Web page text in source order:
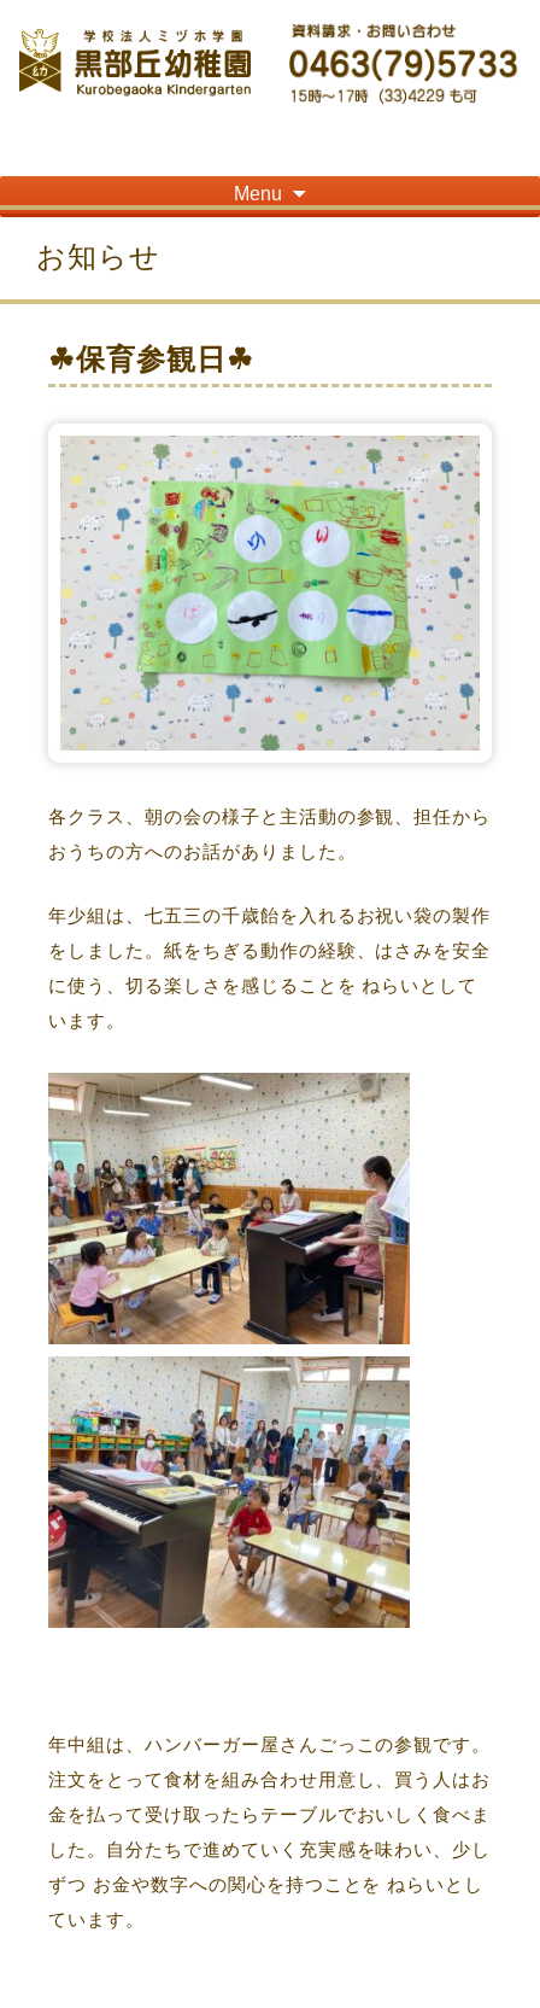
神奈川県平塚市の「学校法人ミヅホ学園黒部丘幼稚園」です！高麗山が見える閑静
な住宅街にある静かな環境で幼児教育を行っています
Menu
to
content
お知らせ
☘保育参観日☘
各クラス、朝の会の様子と主活動の参観、担任から
おうちの方へのお話がありました。
年少組は、七五三の千歳飴を入れるお祝い袋の製作
をしました。紙をちぎる動作の経験、はさみを安全
に使う、切る楽しさを感じることを ねらいとして
います。
年中組は、ハンバーガー屋さんごっこの参観です。
注文をとって食材を組み合わせ用意し、買う人はお
金を払って受け取ったらテーブルでおいしく食べま
した。自分たちで進めていく充実感を味わい、少し
ずつ お金や数字への関心を持つことを ねらいとし
ています。